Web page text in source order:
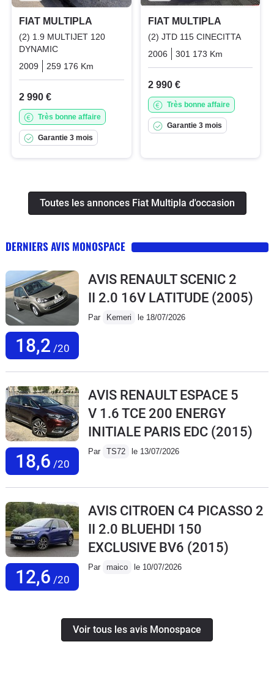
FIAT MULTIPLA
(2) 1.9 MULTIJET 120
DYNAMIC
2009
259 176 Km Diesel
2 990 €
Très bonne affaire
Garantie 3 mois
FIAT MULTIPLA
(2) JTD 115 CINECITTA
2006
301 173 Km
2 990 €
Très bonne affaire
Garantie 3 mois
Toutes les annonces Fiat Multipla d'occasion
DERNIERS AVIS MONOSPACE
18,2 /20
AVIS RENAULT SCENIC 2
II 2.0 16V LATITUDE (2005)
Par Kemeri le 18/07/2026
18,6 /20
AVIS RENAULT ESPACE 5
V 1.6 TCE 200 ENERGY
INITIALE PARIS EDC (2015)
Par TS72 le 13/07/2026
12,6 /20
AVIS CITROEN C4 PICASSO 2
II 2.0 BLUEHDI 150
EXCLUSIVE BV6 (2015)
Par maico le 10/07/2026
Voir tous les avis Monospace